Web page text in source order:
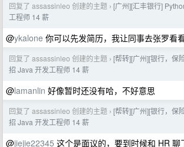
回复了 assassinleo 创建的主题 › [广州][汇丰银行]
工程师 14 薪
@ykalone 你可以先发简历，我让同事去张罗看
回复了 assassinleo 创建的主题 › [帮转][广州][银行，保
招 Java 开发工程师 14 薪
@lamanlin 好像暂时还没有哈，不好意思
回复了 assassinleo 创建的主题 › [帮转][广州][银行，保
招 Java 开发工程师 14 薪
@jiejie22345 这个是面议的，要到时候和 HR